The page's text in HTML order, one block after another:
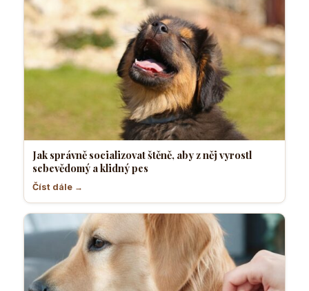
Jak správně socializovat štěně, aby z něj vyrostl
sebevědomý a klidný pes
Číst dále →